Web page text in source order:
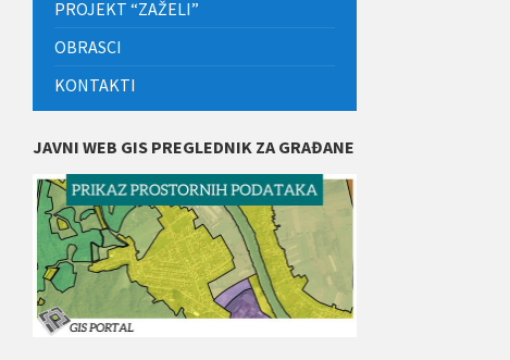
PROJEKT “ZAŽELI”
OBRASCI
KONTAKTI
JAVNI WEB GIS PREGLEDNIK ZA GRAĐANE